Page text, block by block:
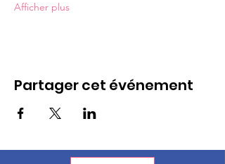
Afficher plus
Partager cet événement